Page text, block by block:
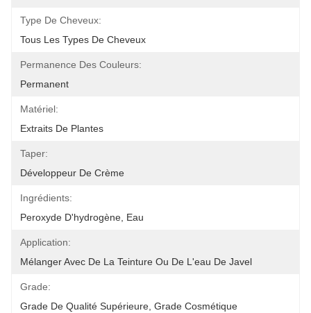
Type De Cheveux:
Tous Les Types De Cheveux
Permanence Des Couleurs:
Permanent
Matériel:
Extraits De Plantes
Taper:
Développeur De Crème
Ingrédients:
Peroxyde D'hydrogène, Eau
Application:
Mélanger Avec De La Teinture Ou De L'eau De Javel
Grade:
Grade De Qualité Supérieure, Grade Cosmétique